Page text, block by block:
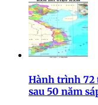
Hành trình 72
sau 50 năm